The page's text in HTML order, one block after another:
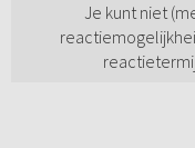
Je kunt niet